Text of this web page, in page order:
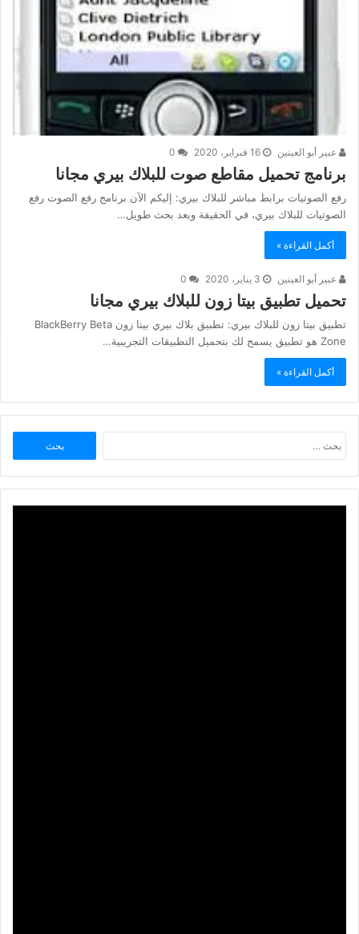
عبير أبو العينين 16 فبراير، 2020
برنامج تحميل مقاطع صوت للبلاك بيري مجانا
رفع الصوتيات برابط مباشر للبلاك بيري: إليكم الآن برنامج رفع الصوت رفع
الصوتيات للبلاك بيري، في الحقيقة وبعد بحث طويل…
أكمل القراءة »
عبير أبو العينين 3 يناير، 2020
تحميل تطبيق بيتا زون للبلاك بيري مجانا
تطبيق بيتا زون للبلاك بيري: تطبيق بلاك بيري بيتا زون BlackBerry Beta
Zone هو تطبيق يسمح لك بتحميل التطبيقات التجريبية…
أكمل القراءة »
عن: